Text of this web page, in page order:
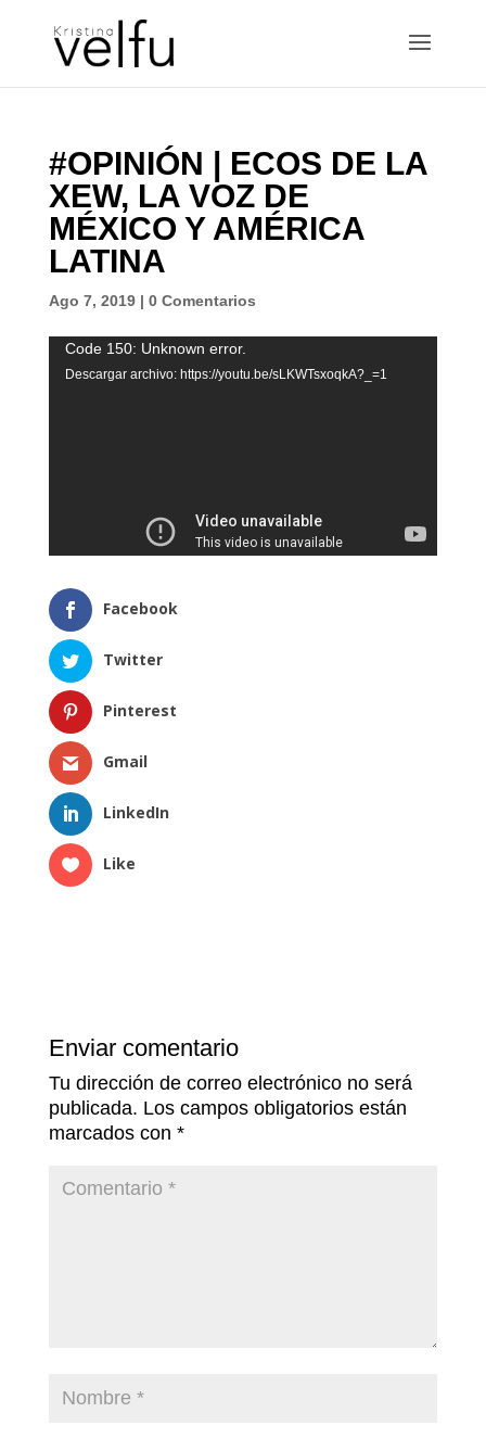
#OPINIÓN | ECOS DE LA
XEW, LA VOZ DE
MÉXICO Y AMÉRICA
LATINA
Ago 7, 2019| 0 Comentarios
Reproductor
de
Code 150: Unknown error.
Descargar archivo: https://youtu.be/sLKWTsxoqkA?_=1
Facebook
Twitter
Pinterest
Gmail
LinkedIn
Like
Enviar comentario
Tu dirección de correo electrónico no será
publicada. Los campos obligatorios están
marcados con *